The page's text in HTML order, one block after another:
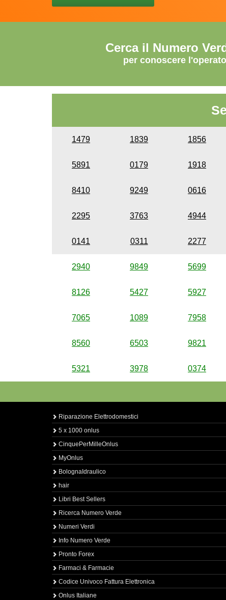
Cerca il Numero
per conoscere
1479 1839 1856
5891 0179 1918
8410 9249 0616
2295 3763 4944
0141 0311 2277
2940 9849 5699
8126 5427 5927
7065 1089 7958
8560 6503 9821
5321 3978 0374
Riparazione Elettrodomestici
5 x 1000 onlus
CinquePerMilleOnlus
MyOnlus
BolognaIdraulico
hair
Libri Best Sellers
Ricerca Numero Verde
Numeri Verdi
Info Numero Verde
Pronto Forex
Farmaci & Farmacie
Codice Univoco Fattura Elettronica
Onlus Italiane